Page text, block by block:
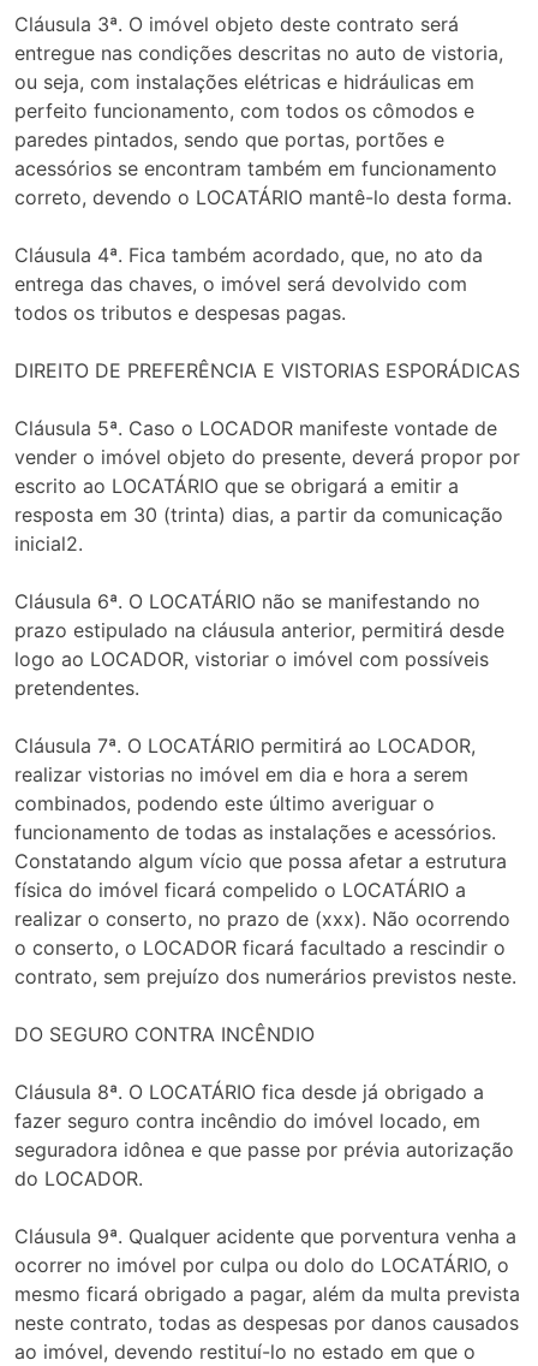
Cláusula 3ª. O imóvel objeto deste contrato será
entregue nas condições descritas no auto de vistoria,
ou seja, com instalações elétricas e hidráulicas em
perfeito funcionamento, com todos os cômodos e
paredes pintados, sendo que portas, portões e
acessórios se encontram também em funcionamento
correto, devendo o LOCATÁRIO mantê-lo desta forma.
Cláusula 4ª. Fica também acordado, que, no ato da
entrega das chaves, o imóvel será devolvido com
todos os tributos e despesas pagas.
DIREITO DE PREFERÊNCIA E VISTORIAS ESPORÁDICAS
Cláusula 5ª. Caso o LOCADOR manifeste vontade de
vender o imóvel objeto do presente, deverá propor por
escrito ao LOCATÁRIO que se obrigará a emitir a
resposta em 30 (trinta) dias, a partir da comunicação
inicial2.
Cláusula 6ª. O LOCATÁRIO não se manifestando no
prazo estipulado na cláusula anterior, permitirá desde
logo ao LOCADOR, vistoriar o imóvel com possíveis
pretendentes.
Cláusula 7ª. O LOCATÁRIO permitirá ao LOCADOR,
realizar vistorias no imóvel em dia e hora a serem
combinados, podendo este último averiguar o
funcionamento de todas as instalações e acessórios.
Constatando algum vício que possa afetar a estrutura
física do imóvel ficará compelido o LOCATÁRIO a
realizar o conserto, no prazo de (xxx). Não ocorrendo
o conserto, o LOCADOR ficará facultado a rescindir o
contrato, sem prejuízo dos numerários previstos neste.
DO SEGURO CONTRA INCÊNDIO
Cláusula 8ª. O LOCATÁRIO fica desde já obrigado a
fazer seguro contra incêndio do imóvel locado, em
seguradora idônea e que passe por prévia autorização
do LOCADOR.
Cláusula 9ª. Qualquer acidente que porventura venha a
ocorrer no imóvel por culpa ou dolo do LOCATÁRIO, o
mesmo ficará obrigado a pagar, além da multa prevista
neste contrato, todas as despesas por danos causados
ao imóvel, devendo restituí-lo no estado em que o